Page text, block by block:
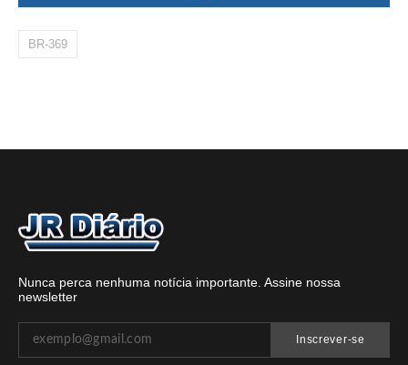
BR-369
Nunca perca nenhuma notícia importante. Assine nossa
newsletter
Inscrever-se